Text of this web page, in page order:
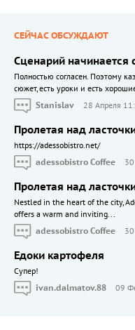
СЕЙЧАС ОБСУЖДАЮТ
Сценарий начинается
Полностью согласен. Поэтому
сюжет, есть уроки и есть
Stanislav
28 Апреля
Пролетая над
https://adessobistro.net/
adessobistro Coffee
Пролетая над
Nestled in the heart of the city,
offers a warm and inviting...
adessobistro Coffee
Едоки картофеля
Cупер!
ivan.dalmatov.88
09